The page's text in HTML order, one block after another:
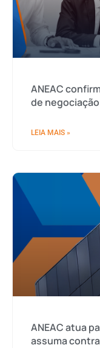
ANEAC
de
LEIA MAIS »
ANEAC atua
assuma